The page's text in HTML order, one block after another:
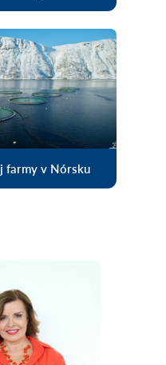
farmy v Nórsku